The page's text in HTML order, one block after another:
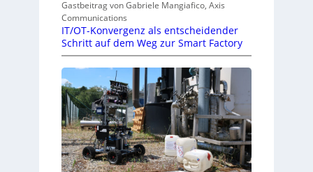
Gastbeitrag von Gabriele Mangiafico, Axis
Communications
IT/OT-Konvergenz als entscheidender
Schritt auf dem Weg zur Smart Factory